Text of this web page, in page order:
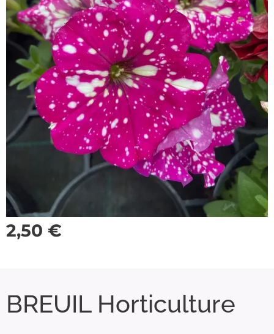
2,50 €
BREUIL Horticulture